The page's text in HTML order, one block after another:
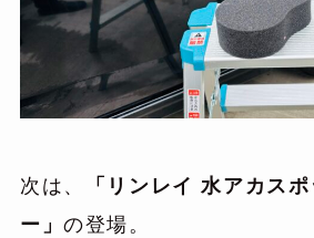
次は、
「リンレイ 水アカス
ー」の登場。